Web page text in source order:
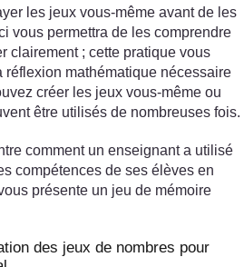
les jeux vous-même avant de les
vous permettra de les comprendre
clairement ; cette pratique vous
mathématique nécessaire
créer les jeux vous-même ou
être utilisés de nombreuses fois.
comment un enseignant a utilisé
compétences de ses élèves en
présente un jeu de mémoire
des jeux de nombres pour